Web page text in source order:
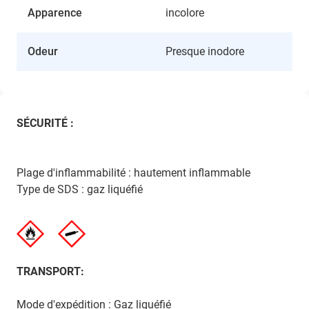
Apparence incolore
Odeur Presque inodore
SÉCURITÉ :
Plage d'inflammabilité : hautement inflammable
Type de SDS : gaz liquéfié
TRANSPORT:
Mode d'expédition : Gaz liquéfié